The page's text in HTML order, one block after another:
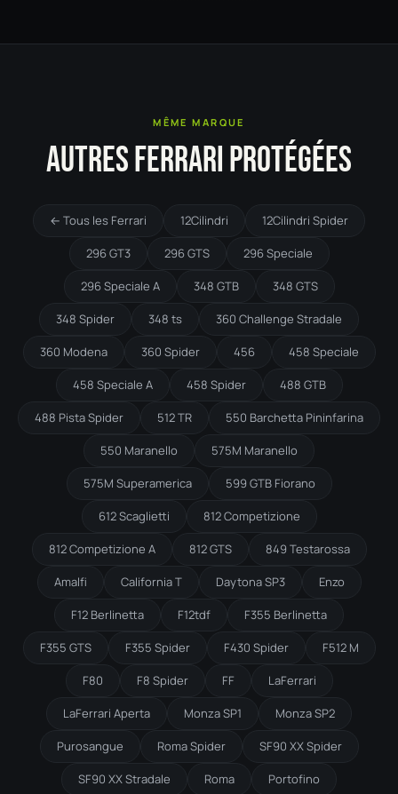
MÊME MARQUE
AUTRES FERRARI PROTÉGÉES
← Tous les Ferrari 12Cilindri 12Cilindri Spider
296 GT3 296 GTS 296 Speciale
296 Speciale A 348 GTB 348 GTS
348 Spider 348 ts 360 Challenge Stradale
360 Modena 360 Spider 456 458 Speciale
458 Speciale A 458 Spider 488 GTB
488 Pista Spider 512 TR 550 Barchetta Pininfarina
550 Maranello 575M Maranello
575M Superamerica 599 GTB Fiorano
612 Scaglietti 812 Competizione
812 Competizione A 812 GTS 849 Testarossa
Amalfi California T Daytona SP3 Enzo
F12 Berlinetta F12tdf F355 Berlinetta
F355 GTS F355 Spider F430 Spider F512 M
F80 F8 Spider FF LaFerrari
LaFerrari Aperta Monza SP1 Monza SP2
Purosangue Roma Spider SF90 XX Spider
SF90 XX Stradale Roma Portofino